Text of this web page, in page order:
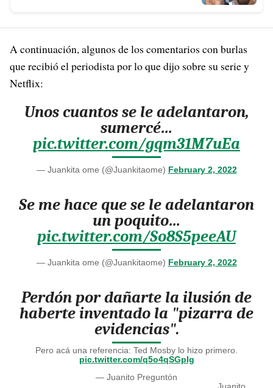
A continuación, algunos de los comentarios con burlas
que recibió el periodista por lo que dijo sobre su serie y
Netflix:
Unos cuantos se le adelantaron,
sumercé…
pic.twitter.com/gqm31M7uEa
— Juankita ome (@Juankitaome) February 2, 2022
Se me hace que se le adelantaron
un poquito…
pic.twitter.com/So8S5peeAU
— Juankita ome (@Juankitaome) February 2, 2022
Perdón por dañarte la ilusión de
haberte inventado la "pizarra de
evidencias".
Pero acá una referencia: Ted Mosby lo hizo primero.
pic.twitter.com/q5o4qSGpIg
— Juanito Preguntón